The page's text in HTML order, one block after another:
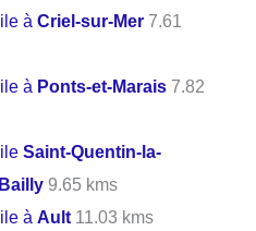
àCriel-sur-Mer 7.61
à Ponts-et-Marais 7.82
Saint-Quentin-la-
9.65 kms
àAult 11.03 kms